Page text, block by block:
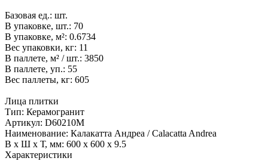
Базовая ед.: шт.
В упаковке, шт.: 70
В упаковке, м²: 0.6734
Вес упаковки, кг: 11
В паллете, м² / шт.: 3850
В паллете, уп.: 55
Вес паллеты, кг: 605
Лица плитки
Тип: Керамогранит
Артикул: D60210M
Наименование: Калакатта Андреа / Calacatta Andrea
В x Ш x Т, мм: 600 x 600 x 9.5
Характеристики